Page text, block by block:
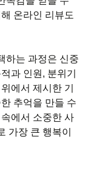
온라인 리뷰도
하는 과정은 신중
과 인원, 분위기
에서 제시한 기
추억을 만들 수
에서 소중한 사
가장 큰 행복이